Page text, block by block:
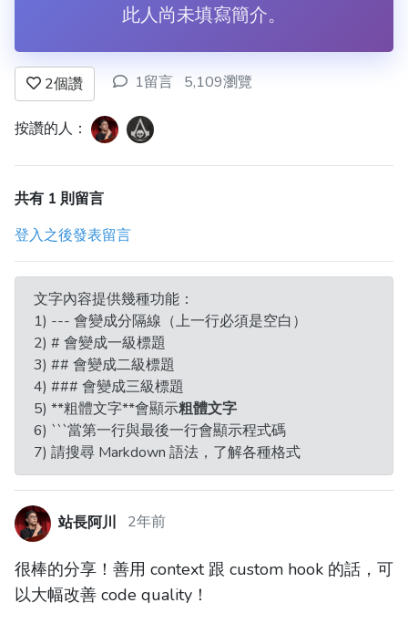
此人尚未填寫簡介。
2個讚 1留言 5,109瀏覽
按讚的人：
共有 1 則留言
登入之後發表留言
文字內容提供幾種功能：
1) --- 會變成分隔線（上一行必須是空白）
2) # 會變成一級標題
3) ## 會變成二級標題
4) ### 會變成三級標題
5) **粗體文字**會顯示粗體文字
6) ```當第一行與最後一行會顯示程式碼
7) 請搜尋 Markdown 語法，了解各種格式
站長阿川 2年前
很棒的分享！善用 context 跟 custom hook 的話，可
以大幅改善 code quality！